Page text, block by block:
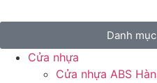
Danh
Cửa nhựa
Cửa nhựa ABS